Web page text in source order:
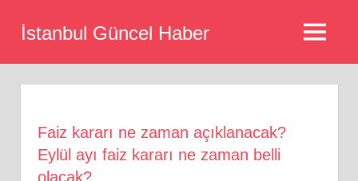
İstanbul Güncel Haber MENU
Faiz kararı ne zaman açıklanacak?
Eylül ayı faiz kararı ne zaman belli
olacak?